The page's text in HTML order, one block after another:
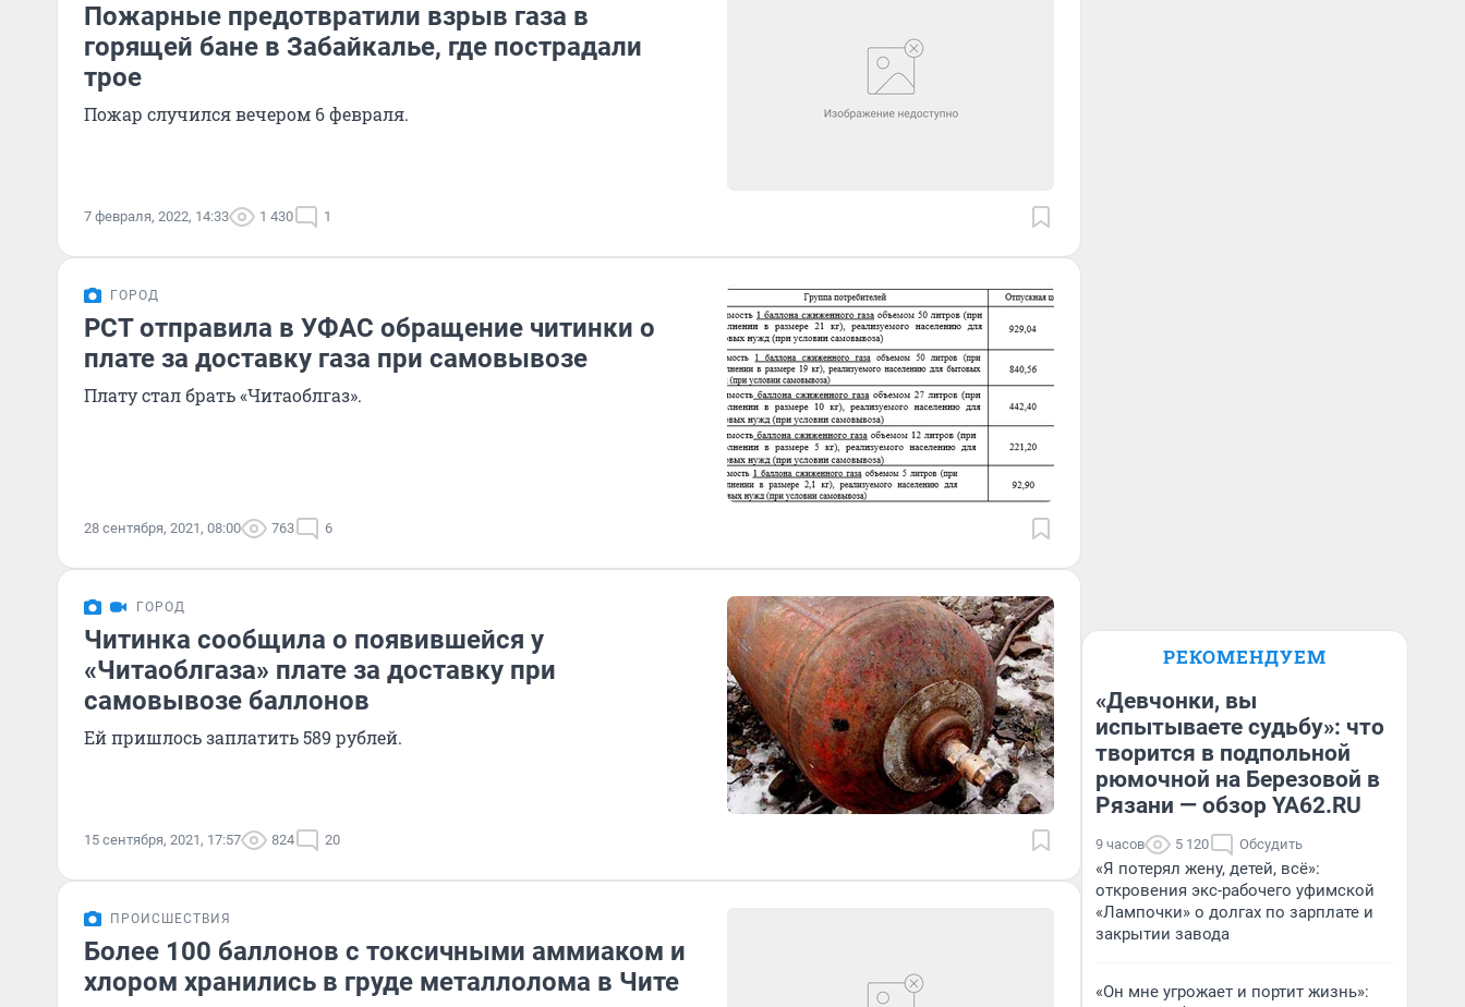
Пожарные предотвратили взрыв газа в
горящей бане в Забайкалье, где пострадали
трое
Пожар случился вечером 6 февраля.
7 февраля, 2022, 14:33 1 430 1
ГОРОД
РСТ отправила в УФАС обращение читинки о
плате за доставку газа при самовывозе
Плату стал брать «Читаоблгаз».
28 сентября, 2021, 08:00 763 6
ГОРОД
Читинка сообщила о появившейся у
«Читаоблгаза» плате за доставку при
самовывозе баллонов
Ей пришлось заплатить 589 рублей.
15 сентября, 2021, 17:57 824 20
ПРОИСШЕСТВИЯ
Более 100 баллонов с токсичными аммиаком и
хлором хранились в груде металлолома в Чите
РЕКОМЕНДУЕМ
«Девчонки, вы
испытываете судьбу»: что
творится в подпольной
рюмочной на Березовой в
Рязани — обзор YA62.RU
9 часов 5 120 Обсудить
«Я потерял жену, детей, всё»:
откровения экс-рабочего уфимской
«Лампочки» о долгах по зарплате и
закрытии завода
«Он мне угрожает и портит жизнь»: